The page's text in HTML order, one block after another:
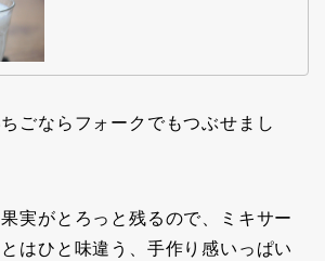
ごならフォークでもつぶせまし
実がとろっと残るので、ミキサー
はひと味違う、手作り感いっぱい